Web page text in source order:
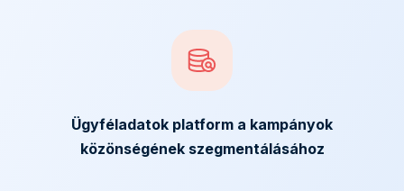
Ügyféladatok platform a kampányok
közönségének szegmentálásához